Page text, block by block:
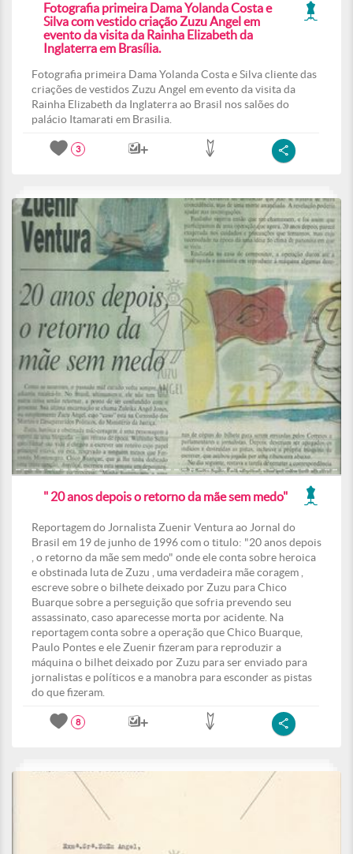
Fotografia primeira Dama Yolanda Costa e
Silva com vestido criação Zuzu Angel em
evento da visita da Rainha Elizabeth da
Inglaterra em Brasília.
Fotografia primeira Dama Yolanda Costa e Silva cliente das
criações de vestidos Zuzu Angel em evento da visita da
Rainha Elizabeth da Inglaterra ao Brasil nos salões do
palácio Itamarati em Brasilia.
3
" 20 anos depois o retorno da mãe sem medo"
Reportagem do Jornalista Zuenir Ventura ao Jornal do
Brasil em 19 de junho de 1996 com o titulo: "20 anos depois
, o retorno da mãe sem medo" onde ele conta sobre heroica
e obstinada luta de Zuzu , uma verdadeira mãe coragem ,
escreve sobre o bilhete deixado por Zuzu para Chico
Buarque sobre a perseguição que sofria prevendo seu
assassinato, caso aparecesse morta por acidente. Na
reportagem conta sobre a operação que Chico Buarque,
Paulo Pontes e ele Zuenir fizeram para reproduzir a
máquina o bilhet deixado por Zuzu para ser enviado para
jornalistas e políticos e a manobra para esconder as pistas
do que fizeram.
8